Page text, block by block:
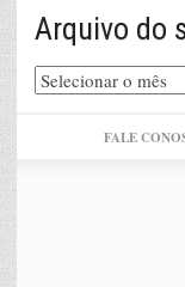
Arquivo do
Arquivo
do
FALE